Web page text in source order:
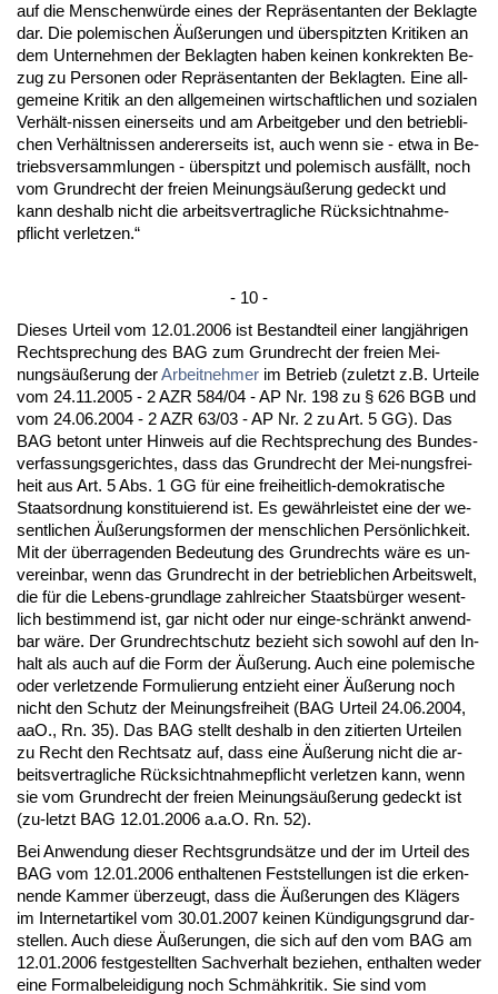
auf die Men­schenwürde ei­nes der Re­präsen­tan­ten der Be­klag­te
dar. Die po­le­mi­schen Äußerun­gen und über­spitz­ten Kri­ti­ken an
dem Un­ter­neh­men der Be­klag­ten ha­ben kei­nen kon­k­rek­ten Be­
zug zu Per­so­nen oder Re­präsen­tan­ten der Be­klag­ten. Ei­ne all­
ge­mei­ne Kri­tik an den all­ge­mei­nen wirt­schaft­li­chen und so­zia­len
Verhält-nis­sen ei­ner­seits und am Ar­beit­ge­ber und den be­trieb­li­
chen Verhält­nis­sen an­de­rer­seits ist, auch wenn sie - et­wa in Be­
triebs­ver­samm­lun­gen - über­spitzt und po­le­misch ausfällt, noch
vom Grund­recht der frei­en Mei­nungsäußerung ge­deckt und
kann des­halb nicht die ar­beits­ver­trag­li­che Rück­sicht­nah­me­
pflicht ver­let­zen.“
- 10 -
Die­ses Ur­teil vom 12.01.2006 ist Be­stand­teil ei­ner langjähri­gen
Recht­spre­chung des BAG zum Grund­recht der frei­en Mei­
nungsäußerung derAr­beit­neh­mer im Be­trieb (zu­letzt z.B. Ur­tei­le
vom 24.11.2005 - 2 AZR 584/04 - AP Nr. 198 zu § 626 BGB und
vom 24.06.2004 - 2 AZR 63/03 - AP Nr. 2 zu Art. 5 GG). Das
BAG be­tont un­ter Hin­weis auf die Recht­spre­chung des Bun­des­
ver­fas­sungs­ge­rich­tes, dass das Grund­recht der Mei-nungs­frei­
heit aus Art. 5 Abs. 1 GG für ei­ne frei­heit­lich-de­mo­kra­ti­sche
Staats­ord­nung kon­sti­tu­ie­rend ist. Es gewähr­leis­tet ei­ne der we­
sent­li­chen Äußerungs­for­men der men­sch­li­chen Persönlich­keit.
Mit der über­ra­gen­den Be­deu­tung des Grund­rechts wäre es un­
ver­ein­bar, wenn das Grund­recht in der be­trieb­li­chen Ar­beits­welt,
die für die Le­bens-grund­la­ge zahl­rei­cher Staatsbürger we­sent­
lich be­stim­mend ist, gar nicht oder nur ein­ge-schränkt an­wend­
bar wäre. Der Grund­recht­schutz be­zieht sich so­wohl auf den In­
halt als auch auf die Form der Äußerung. Auch ei­ne po­le­mi­sche
oder ver­let­zen­de For­mu­lie­rung ent­zieht ei­ner Äußerung noch
nicht den Schutz der Mei­nungs­frei­heit (BAG Ur­teil 24.06.2004,
aaO., Rn. 35). Das BAG stellt des­halb in den zi­tier­ten Ur­tei­len
zu Recht den Recht­satz auf, dass ei­ne Äußerung nicht die ar­
beits­ver­trag­li­che Rück­sicht­nah­me­pflicht ver­let­zen kann, wenn
sie vom Grund­recht der frei­en Mei­nungsäußerung ge­deckt ist
(zu-letzt BAG 12.01.2006 a.a.O. Rn. 52).
Bei An­wen­dung die­ser Rechts­grundsätze und der im Ur­teil des
BAG vom 12.01.2006 ent­hal­te­nen Fest­stel­lun­gen ist die er­ken­
nen­de Kam­mer über­zeugt, dass die Äußerun­gen des Klägers
im In­ter­net­ar­ti­kel vom 30.01.2007 kei­nen Kündi­gungs­grund dar­
stel­len. Auch die­se Äußerun­gen, die sich auf den vom BAG am
12.01.2006 fest­ge­stell­ten Sach­ver­halt be­zie­hen, ent­hal­ten we­der
ei­ne For­mal­be­lei­di­gung noch Schmähkri­tik. Sie sind vom